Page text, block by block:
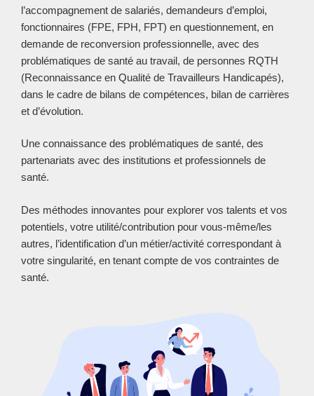
l’accompagnement de salariés, demandeurs d’emploi,
fonctionnaires (FPE, FPH, FPT) en questionnement, en
demande de reconversion professionnelle, avec des
problématiques de santé au travail, de personnes RQTH
(Reconnaissance en Qualité de Travailleurs Handicapés),
dans le cadre de bilans de compétences, bilan de carrières
et d’évolution.
Une connaissance des problématiques de santé, des
partenariats avec des institutions et professionnels de
santé.
Des méthodes innovantes pour explorer vos talents et vos
potentiels, votre utilité/contribution pour vous-même/les
autres, l’identification d’un métier/activité correspondant à
votre singularité, en tenant compte de vos contraintes de
santé.